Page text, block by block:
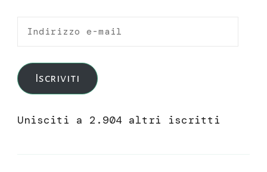
Indirizzo
mail
Iscriviti
Unisciti a 2.904 altri iscritti